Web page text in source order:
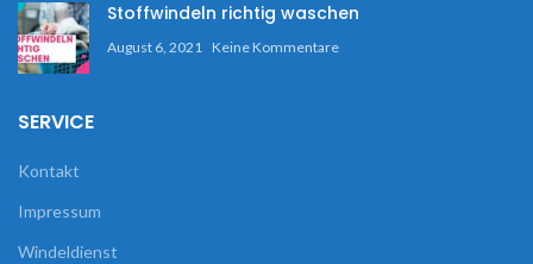
Stoffwindeln richtig waschen
August 6, 2021 Keine Kommentare
SERVICE
Kontakt
Impressum
Windeldienst